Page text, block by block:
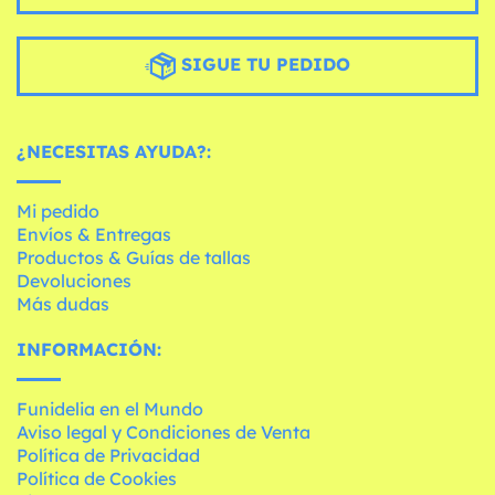
SIGUE TU PEDIDO
¿NECESITAS AYUDA?:
Mi pedido
Envíos & Entregas
Productos & Guías de tallas
Devoluciones
Más dudas
INFORMACIÓN:
Funidelia en el Mundo
Aviso legal y Condiciones de Venta
Política de Privacidad
Política de Cookies